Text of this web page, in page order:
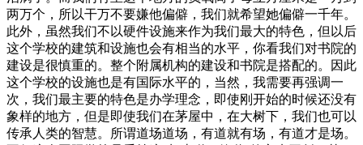
两万个，所以干万不要嫌他偏僻，我们就希望她偏僻一千年。
此外，虽然我们不以硬件设施来作为我们最大的特色，但以后
这个学校的建筑和设施也会有相当的水平，你看我们对书院的
建设是很慎重的。整个附属机构的建设和书院是搭配的。因此
这个学校的设施也是有国际水平的，当然，我需要再强调一
次，我们最主要的特色是办学理念，即使刚开始的时候还没有
象样的地方，但是即使我们在茅屋中，在大树下，我们也可以
传承人类的智慧。所谓道场道场，有道就有场，有道才是场。